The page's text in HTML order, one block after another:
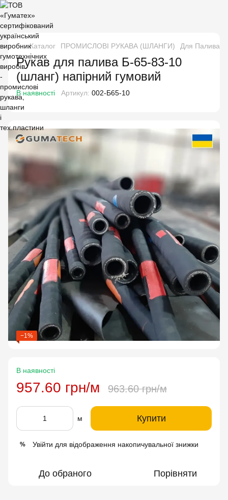
Каталог ПРОМИСЛОВІ РУКАВА (ШЛАНГИ) Для Палива і
Рукав для палива Б-65-83-10
(шланг) напірний гумовий
В наявності Артикул: 002-Б65-10
−1%
В наявності
957.60 грн/м 963.60 грн/м
м Купити
% Увійти для відображення накопичувальної знижки
До обраного Порівняти